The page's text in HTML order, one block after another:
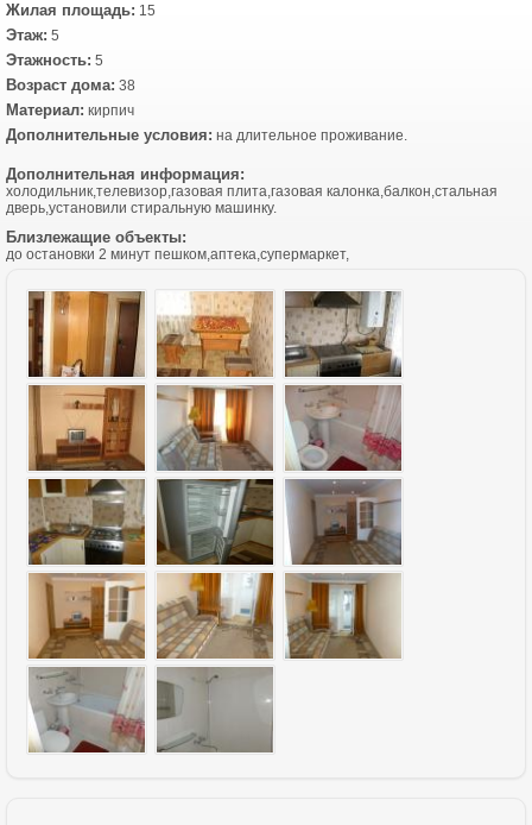
Жилая площадь: 15
Этаж: 5
Этажность: 5
Возраст дома: 38
Материал: кирпич
Дополнительные условия: на длительное проживание.
Дополнительная информация:
холодильник,телевизор,газовая плита,газовая калонка,балкон,стальная
дверь,установили стиральную машинку.
Близлежащие объекты:
до остановки 2 минут пешком,аптека,супермаркет,